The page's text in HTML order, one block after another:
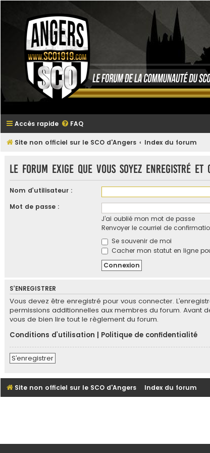
Accès rapide FAQ
Site non officiel sur le SCO d'Angers Index du forum
Le forum exige que vous soyez enregistré
Nom d’utilisateur :
Mot de passe :
J’ai oublié mon mot de passe
Renvoyer le courriel de
Se souvenir de moi
Cacher mon statut en ligne
S’ENREGISTRER
Vous devez être enregistré pour vous connecter.
permissions additionnelles aux membres du forum. Avant
vous de bien lire tout le règlement du forum.
Conditions d’utilisation
Politique de confidentialité
S’enregistrer
Site non officiel sur le SCO d'Angers Index du forum